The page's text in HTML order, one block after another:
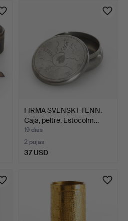
FIRMA SVENSKT TENN.
Caja, peltre, Estocolm…
19 días
2 pujas
37 USD